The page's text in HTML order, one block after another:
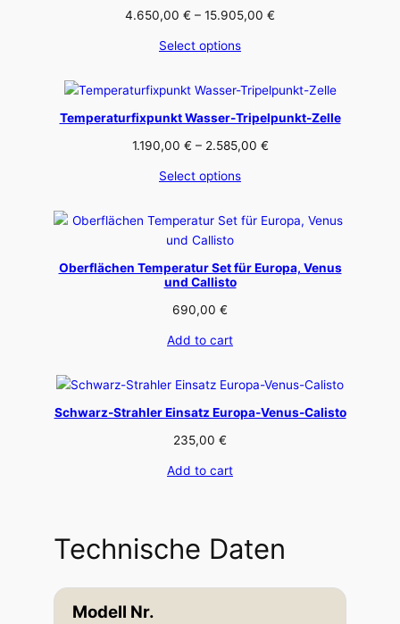
4.650,00 € – 15.905,00 €
15.905,00 €
Select options
Temperaturfixpunkt Wasser-Tripelpunkt-Zelle
1.190,00 € – 2.585,00 €Price
2.585,00 €
Select options
Oberflächen Temperatur Set für Europa, Venus
und Callisto
690,00 €
Add to cart
Schwarz-Strahler Einsatz Europa-Venus-Calisto
235,00 €
Add to cart
Technische Daten
Modell Nr.